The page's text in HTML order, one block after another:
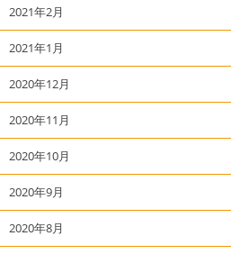
2021年2月
2021年1月
2020年12月
2020年11月
2020年10月
2020年9月
2020年8月